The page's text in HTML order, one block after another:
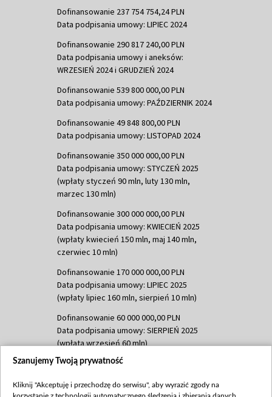
Dofinansowanie 237 754 754,24 PLN
Data podpisania umowy: LIPIEC 2024
Dofinansowanie 290 817 240,00 PLN
Data podpisania umowy i aneksów:
WRZESIEŃ 2024 i GRUDZIEŃ 2024
Dofinansowanie 539 800 000,00 PLN
Data podpisania umowy: PAŹDZIERNIK 2024
Dofinansowanie 49 848 800,00 PLN
Data podpisania umowy: LISTOPAD 2024
Dofinansowanie 350 000 000,00 PLN
Data podpisania umowy: STYCZEŃ 2025
(wpłaty styczeń 90 mln, luty 130 mln,
marzec 130 mln)
Dofinansowanie 300 000 000,00 PLN
Data podpisania umowy: KWIECIEŃ 2025
(wpłaty kwiecień 150 mln, maj 140 mln,
czerwiec 10 mln)
Dofinansowanie 170 000 000,00 PLN
Data podpisania umowy: LIPIEC 2025
(wpłaty lipiec 160 mln, sierpień 10 mln)
Dofinansowanie 60 000 000,00 PLN
Data podpisania umowy: SIERPIEŃ 2025
(wpłata wrzesień 60 mln)
Dofinansowanie 635 783 051,21 PLN
(wpłata wrzesień 100 mln, październik 350
Szanujemy Twoją prywatność
Kliknij "Akceptuję i przechodzę do serwisu", aby wyrazić zgody na